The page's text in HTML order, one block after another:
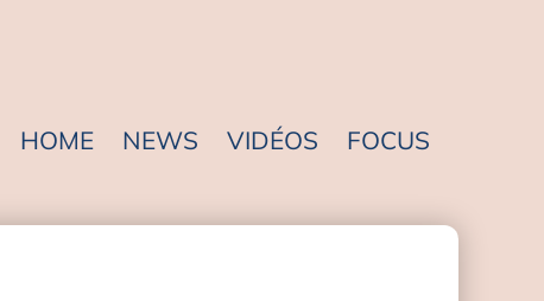
HOME NEWS VIDÉOS FOCUS